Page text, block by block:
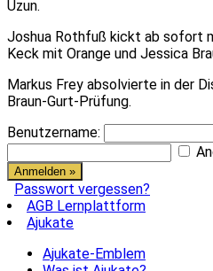
Uzun.
Joshua Rothfuß kickt ab sofort
Keck mit Orange und Jessica
Markus Frey absolvierte in der
Braun-Gurt-Prüfung.
Benutzername:
Passwort vergessen?
AGB Lernplattform
Ajukate
Ajukate-Emblem